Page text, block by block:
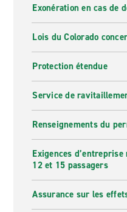
Exonération en cas de
Lois du Colorado
Protection étendue
Service de
Renseignements du
Exigences
12 et 15 passagers
Assurance sur les